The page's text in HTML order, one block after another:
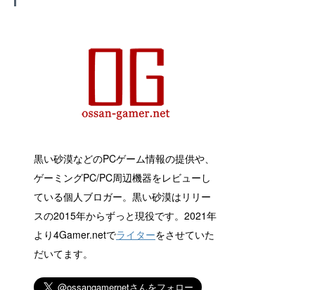
黒い砂漠などのPCゲーム情報の提供や、
ゲーミングPC/PC周辺機器をレビューし
ている個人ブロガー。黒い砂漠はリリー
スの2015年からずっと現役です。2021年
より4Gamer.netでライターをさせていた
だいてます。